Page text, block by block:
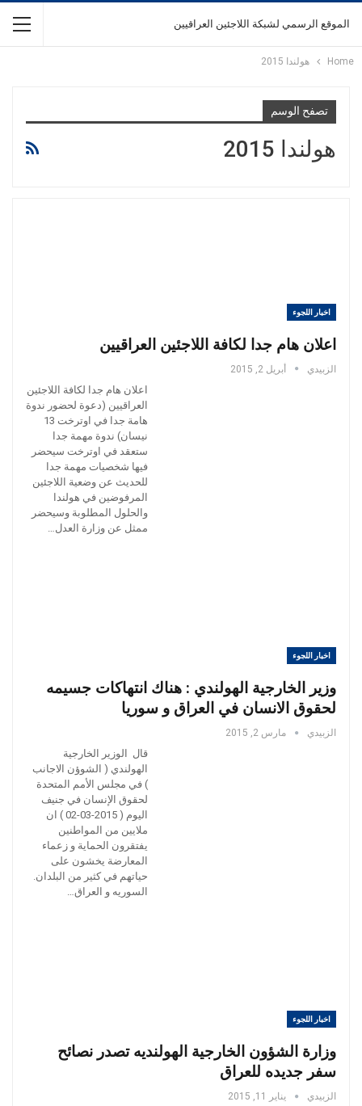
الموقع الرسمي لشبكة اللاجئين العراقيين
Home هولندا 2015
تصفح الوسم
هولندا 2015
اخبار اللجوء
اعلان هام جدا لكافة اللاجئين العراقيين
الزبيدي أبريل 2, 2015
اعلان هام جدا لكافة اللاجئين
العراقيين (دعوة لحضور ندوة
هامة جدا في اوترخت 13
نيسان) ندوة مهمة جدا
ستعقد في اوترخت سيحضر
فيها شخصيات مهمة جدا
للحديث عن وضعية اللاجئين
المرفوضين في هولندا
والحلول المطلوبة وسيحضر
ممثل عن وزارة العدل…
اخبار اللجوء
وزير الخارجية الهولندي : هناك انتهاكات جسيمه
لحقوق الانسان في العراق و سوريا
الزبيدي مارس 2, 2015
قال الوزير الخارجية
الهولندي ( الشوؤن الاجانب
) في مجلس الأمم المتحدة
لحقوق الإنسان في جنيف
اليوم ( 2015-03-02 ) ان
ملايين من المواطنين
يفتقرون الحماية و زعماء
المعارضة يخشون على
حياتهم في كثير من البلدان.
السوريه و العراق…
اخبار اللجوء
وزارة الشؤون الخارجية الهولنديه تصدر نصائح
سفر جديده للعراق
الزبيدي يناير 11, 2015